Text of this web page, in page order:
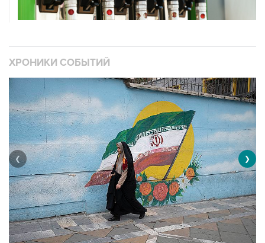
ХРОНИКИ СОБЫТИЙ
❮ ❯